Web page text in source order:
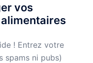
vos
! Entrez votre
spams ni pubs)